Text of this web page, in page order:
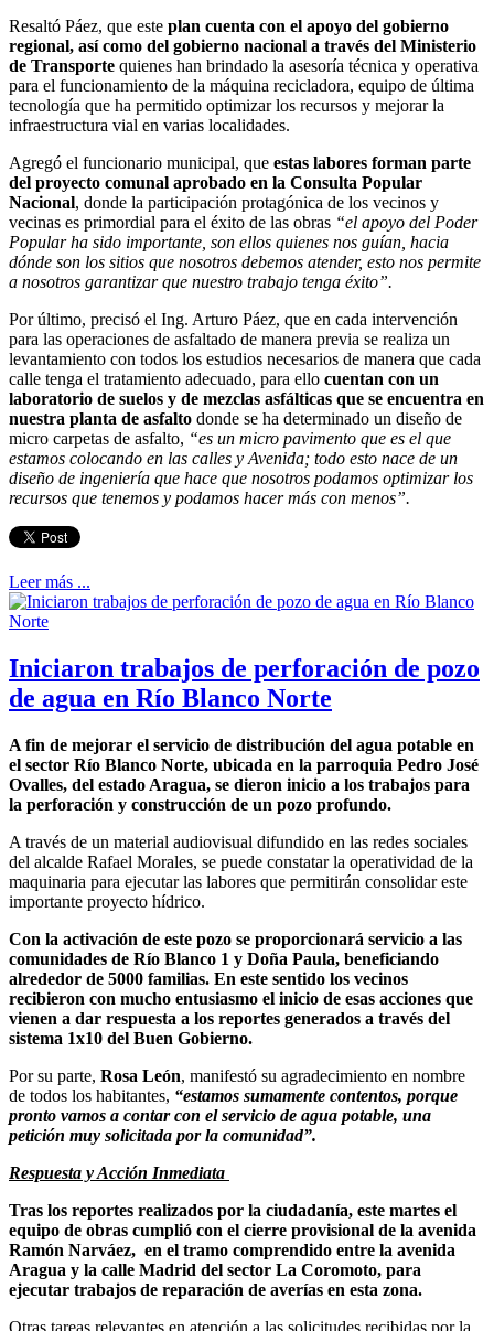
Resaltó Páez, que este plan cuenta con el apoyo del gobierno
regional, así como del gobierno nacional a través del Ministerio
de Transporte quienes han brindado la asesoría técnica y operativa
para el funcionamiento de la máquina recicladora, equipo de última
tecnología que ha permitido optimizar los recursos y mejorar la
infraestructura vial en varias localidades.
Agregó el funcionario municipal, que estas labores forman parte
del proyecto comunal aprobado en la Consulta Popular
Nacional, donde la participación protagónica de los vecinos y
vecinas es primordial para el éxito de las obras “el apoyo del Poder
Popular ha sido importante, son ellos quienes nos guían, hacia
dónde son los sitios que nosotros debemos atender, esto nos permite
a nosotros garantizar que nuestro trabajo tenga éxito”.
Por último, precisó el Ing. Arturo Páez, que en cada intervención
para las operaciones de asfaltado de manera previa se realiza un
levantamiento con todos los estudios necesarios de manera que cada
calle tenga el tratamiento adecuado, para ello cuentan con un
laboratorio de suelos y de mezclas asfálticas que se encuentra en
nuestra planta de asfalto donde se ha determinado un diseño de
micro carpetas de asfalto, “es un micro pavimento que es el que
estamos colocando en las calles y Avenida; todo esto nace de un
diseño de ingeniería que hace que nosotros podamos optimizar los
recursos que tenemos y podamos hacer más con menos”.
Leer más ...
Iniciaron trabajos de perforación de pozo
de agua en Río Blanco Norte
A fin de mejorar el servicio de distribución del agua potable en
el sector Río Blanco Norte, ubicada en la parroquia Pedro José
Ovalles, del estado Aragua, se dieron inicio a los trabajos para
la perforación y construcción de un pozo profundo.
A través de un material audiovisual difundido en las redes sociales
del alcalde Rafael Morales, se puede constatar la operatividad de la
maquinaria para ejecutar las labores que permitirán consolidar este
importante proyecto hídrico.
Con la activación de este pozo se proporcionará servicio a las
comunidades de Río Blanco 1 y Doña Paula, beneficiando
alrededor de 5000 familias. En este sentido los vecinos
recibieron con mucho entusiasmo el inicio de esas acciones que
vienen a dar respuesta a los reportes generados a través del
sistema 1x10 del Buen Gobierno.
Por su parte, Rosa León, manifestó su agradecimiento en nombre
de todos los habitantes, “estamos sumamente contentos, porque
pronto vamos a contar con el servicio de agua potable, una
petición muy solicitada por la comunidad”.
Respuesta y Acción Inmediata
Tras los reportes realizados por la ciudadanía, este martes el
equipo de obras cumplió con el cierre provisional de la avenida
Ramón Narváez, en el tramo comprendido entre la avenida
Aragua y la calle Madrid del sector La Coromoto, para
ejecutar trabajos de reparación de averías en esta zona.
Otras tareas relevantes en atención a las solicitudes recibidas por la